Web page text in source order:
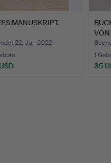
MANUSKRIPT.
22. Jun 2022
VON
1
35